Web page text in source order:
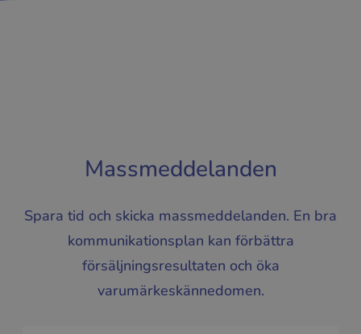
Massmeddelanden
Spara tid och skicka massmeddelanden. En bra
kommunikationsplan kan förbättra
försäljningsresultaten och öka
varumärkeskännedomen.